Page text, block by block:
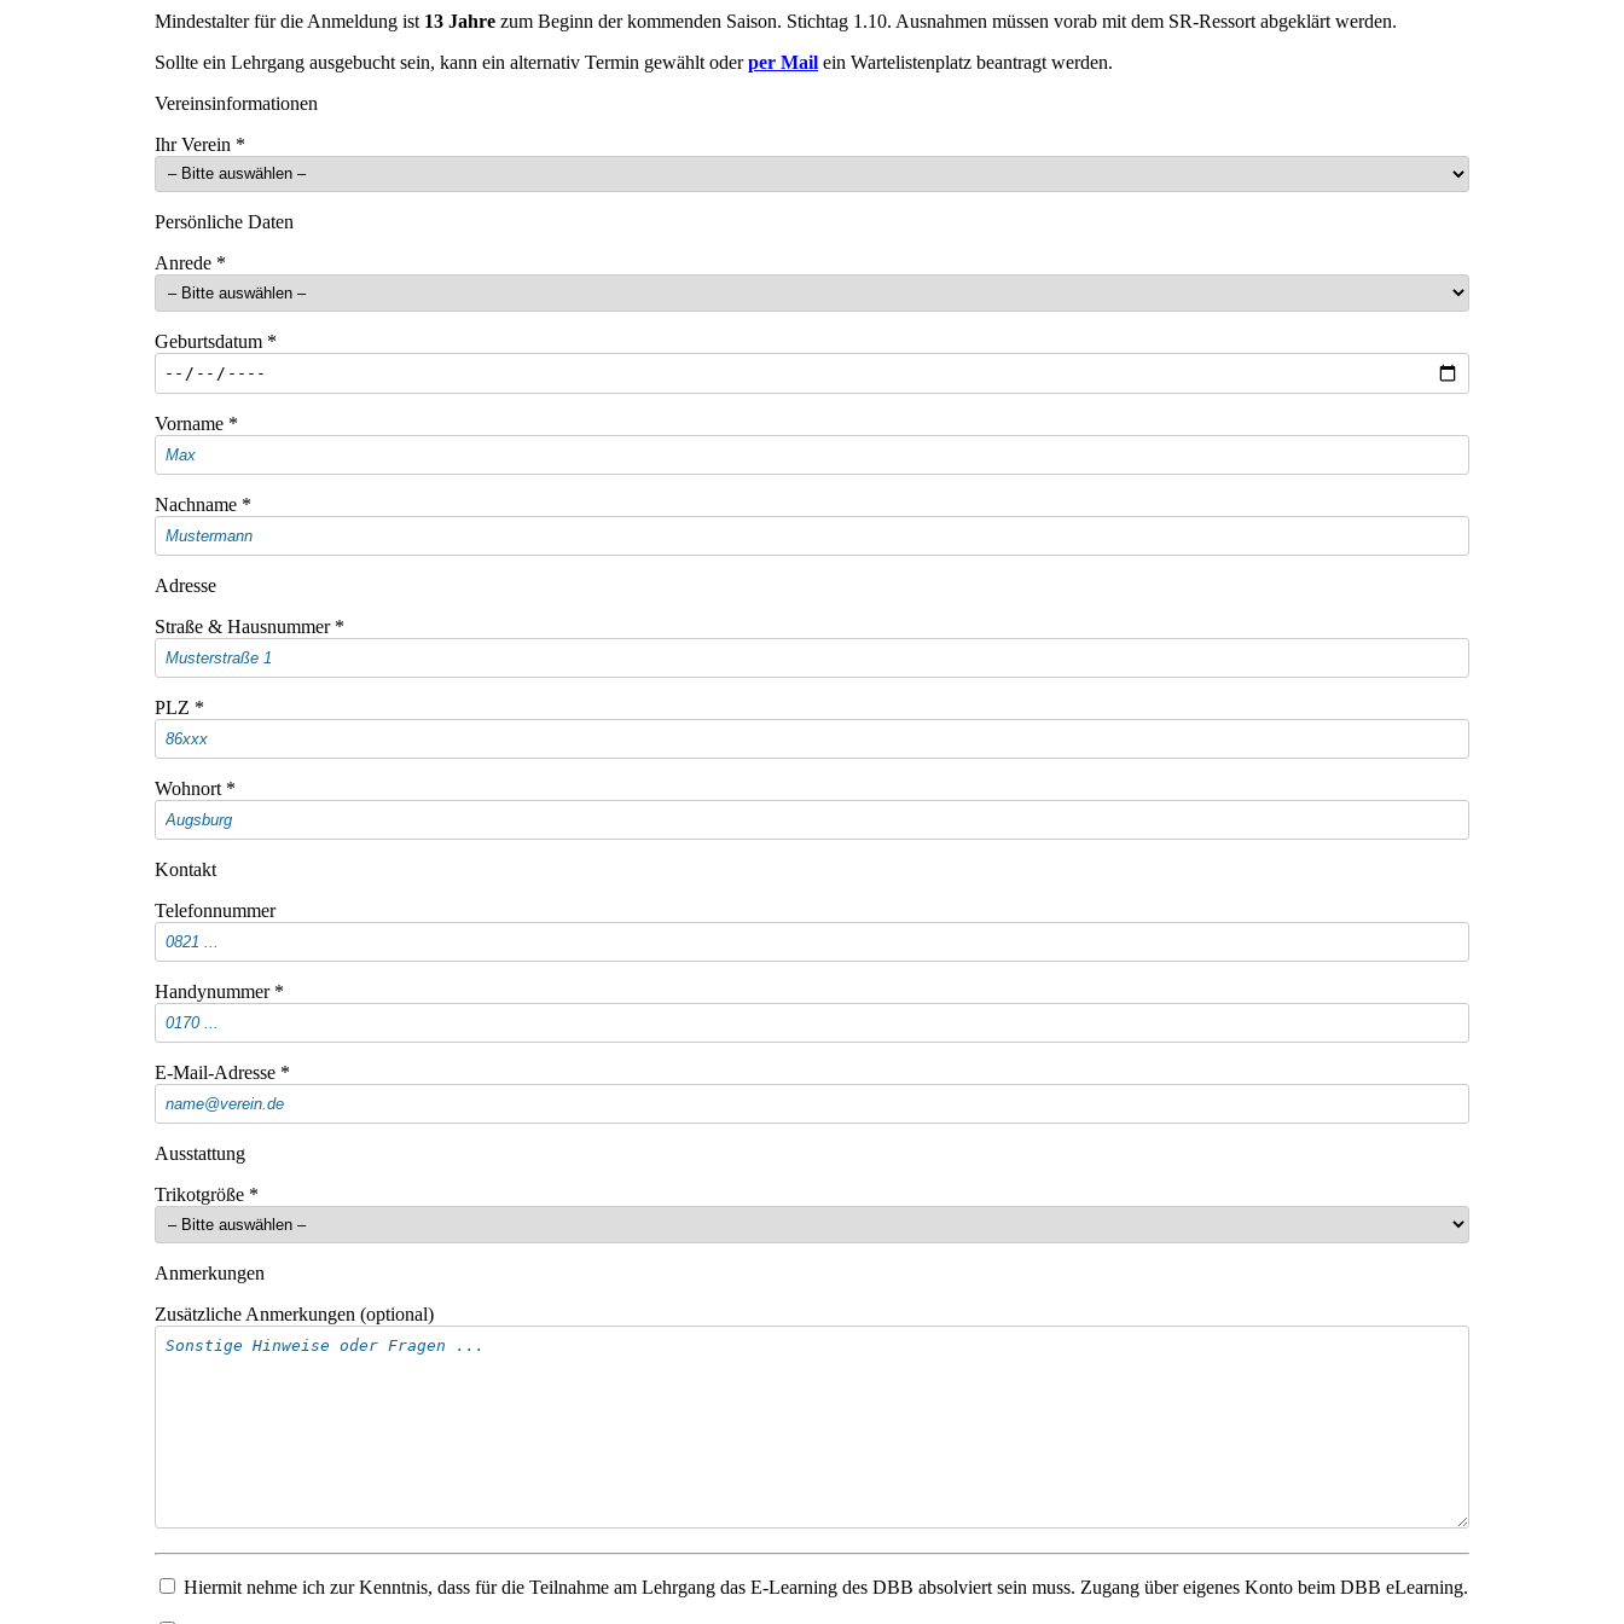
Mindestalter für die Anmeldung ist 13 Jahrezum Beginn der kommenden Saison. Stichtag 1.10. Ausnahmen müssen vorab mit dem SR-Ressort abgeklärt werden.
Sollte ein Lehrgang ausgebucht sein, kann ein alternativ Termin gewählt oderper Mailein Wartelistenplatz beantragt werden.
Vereinsinformationen
Ihr Verein *
Persönliche Daten
Anrede *
Geburtsdatum *
Vorname *
Nachname *
Adresse
Straße & Hausnummer *
PLZ *
Wohnort *
Kontakt
Telefonnummer
Handynummer *
E-Mail-Adresse *
Ausstattung
Trikotgröße *
Anmerkungen
Zusätzliche Anmerkungen (optional)
Hiermit nehme ich zur Kenntnis, dass für die Teilnahme am Lehrgang das E-Learning des DBB absolviert sein muss. Zugang über eigenes Konto beim DBB eLearning.